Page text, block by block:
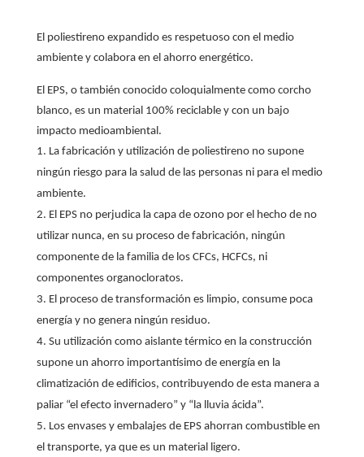
El poliestireno expandido es respetuoso con el medio
ambiente y colabora en el ahorro energético.
El EPS, o también conocido coloquialmente como corcho
blanco, es un material 100% reciclable y con un bajo
impacto medioambiental.
La fabricación y utilización de poliestireno no supone
ningún riesgo para la salud de las personas ni para el medio
ambiente.
El EPS no perjudica la capa de ozono por el hecho de no
utilizar nunca, en su proceso de fabricación, ningún
componente de la familia de los CFCs, HCFCs, ni
componentes organocloratos.
El proceso de transformación es limpio, consume poca
energía y no genera ningún residuo.
Su utilización como aislante térmico en la construcción
supone un ahorro importantísimo de energía en la
climatización de edificios, contribuyendo de esta manera a
paliar “el efecto invernadero” y “la lluvia ácida”.
Los envases y embalajes de EPS ahorran combustible en
el transporte, ya que es un material ligero.